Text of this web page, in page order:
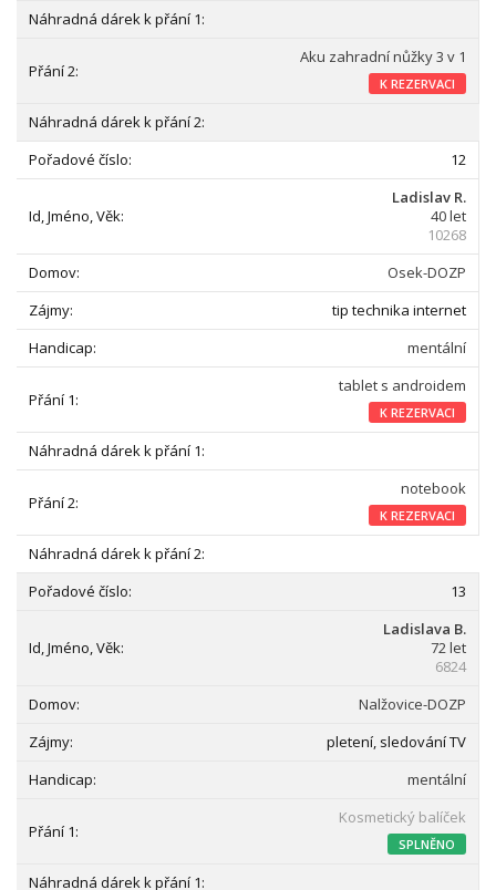
Aku zahradní nůžky 3 v 1
K REZERVACI
12
Ladislav R.
40 let
10268
Osek-DOZP
tip technika internet
mentální
tablet s androidem
K REZERVACI
notebook
K REZERVACI
13
Ladislava B.
72 let
6824
Nalžovice-DOZP
pletení, sledování TV
mentální
Kosmetický balíček
SPLNĚNO